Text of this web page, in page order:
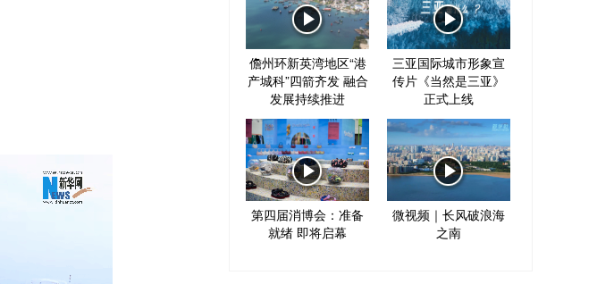
儋州环新英湾地区“港
产城科”四箭齐发 融合
发展持续推进
三亚国际城市形象宣
传片《当然是三亚》
正式上线
第四届消博会：准备
就绪 即将启幕
微视频｜长风破浪海
之南